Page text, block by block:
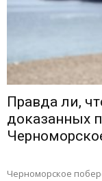
Правда ли,
доказанных
Черноморское